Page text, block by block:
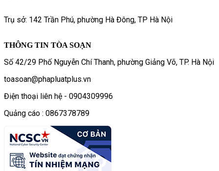
Trụ sở: 142 Trần Phú, phường Hà Đông, TP Hà Nội
THÔNG TIN TÒA SOẠN
Số 42/29 Phố Nguyễn Chí Thanh, phường Giảng Võ, TP. Hà Nội
toasoan@phapluatplus.vn
Điện thoại liên hệ - 0904309996
Quảng cáo : 0867378789